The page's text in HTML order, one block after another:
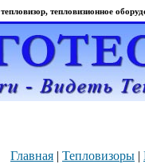
тепловизор, тепловизионное
Главная | Тепловизоры |